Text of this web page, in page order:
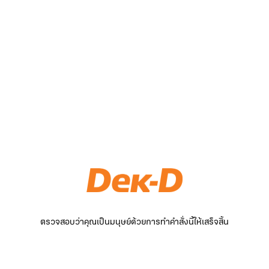
ตรวจสอบว่าคุณเป็นมนุษย์ด้วยการทำคำสั่งนี้ให้เสร็จสิ้น